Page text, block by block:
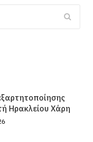
Ηρακλείου Χάρη